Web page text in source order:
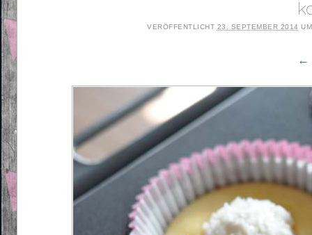
VERÖFFENTLICHT 23. SEPTEMBER 2014
←